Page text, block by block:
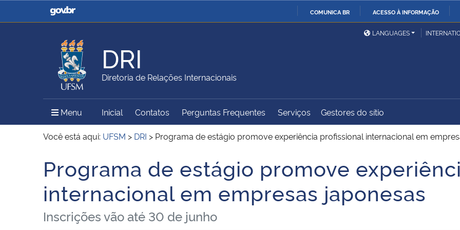
COMUNICA BR ACESSO À INFORMAÇÃO
Casa Civil
Ministério da Justiça e
Ministério da Defesa
Ministério das Relações
Exteriores
Ministério da Agricultura,
Pecuária e Abastecimento
Ministério do Meio Ambiente Ministério do Turismo
Ministério do
Desenvolvimento Regional
Controladoria-Geral da
União
Secretaria de Governo
Gabinete de Segurança
Institucional
Advocacia-Geral da União Banco Central do Brasil
LANGUAGES
DRI
Diretoria de Relações Internacionais
Menu Menu Principal do Sítio
Inicial Contatos Perguntas Frequentes Serviços Gestores do sítio
Você está aqui: UFSM > DRI > Programa de estágio promove experiência profissional internacional em
Início do conteúdo
Programa de estágio promove
internacional em empresas japonesas
Inscrições vão até 30 de junho